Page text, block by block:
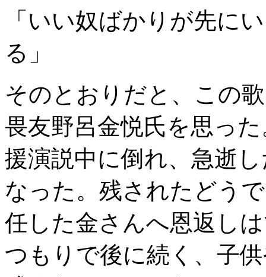
「いい奴ばかりが先に
る」
そのとおりだと、この
畏友野呂金悦氏を思っ
援演説中に倒れ、急逝
なった。残されたどう
任した金さんへ恩返し
つもりで後に続く、子